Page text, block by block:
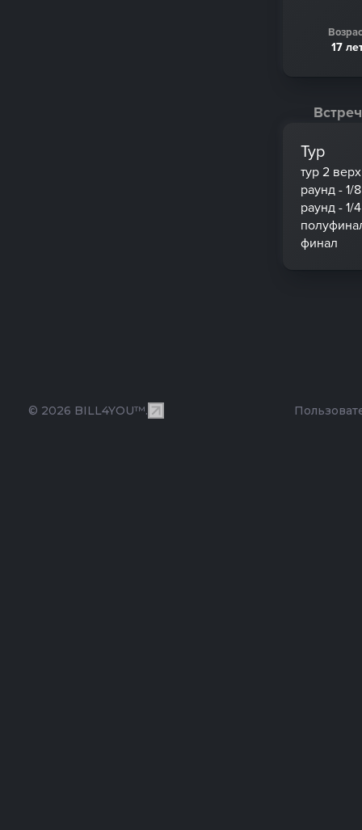
17
Тур
тур 2
раунд - 1/8
раунд - 1/4
финал
© 2026 BILL4YOU™.